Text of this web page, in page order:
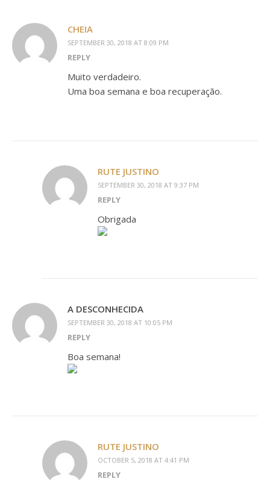
CHEIA
SEPTEMBER 30, 2018 AT 8:09 PM
REPLY
Muito verdadeiro.
Uma boa semana e boa recuperação.
RUTE JUSTINO
SEPTEMBER 30, 2018 AT 9:37 PM
REPLY
Obrigada
A DESCONHECIDA
SEPTEMBER 30, 2018 AT 10:05 PM
REPLY
Boa semana!
RUTE JUSTINO
OCTOBER 5, 2018 AT 4:41 PM
REPLY